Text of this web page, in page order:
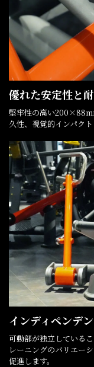
優れた安定性と
堅牢性の高い
久性、視覚的インパクト
インディペンデ
可動部が独立している
レーニングのバリエー
促進します。